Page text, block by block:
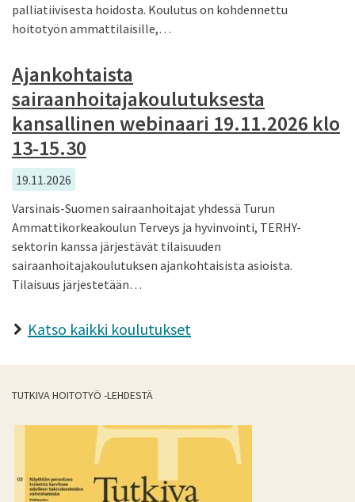
palliatiivisesta hoidosta. Koulutus on kohdennettu
hoitotyön ammattilaisille,…
Ajankohtaista
sairaanhoitajakoulutuksesta
kansallinen webinaari 19.11.2026 klo
13-15.30
19.11.2026
Varsinais-Suomen sairaanhoitajat yhdessä Turun
Ammattikorkeakoulun Terveys ja hyvinvointi, TERHY-
sektorin kanssa järjestävät tilaisuuden
sairaanhoitajakoulutuksen ajankohtaisista asioista.
Tilaisuus järjestetään…
Katso kaikki koulutukset
TUTKIVA HOITOTYÖ -LEHDESTÄ